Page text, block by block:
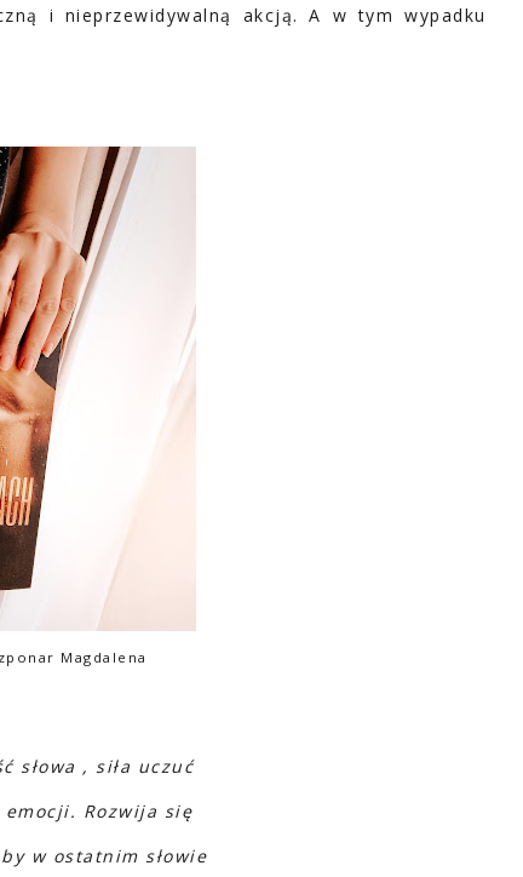
i nieprzewidywalną akcją. A w tym wypadku
Magdalena
słowa , siła uczuć
Rozwija się
w ostatnim słowie